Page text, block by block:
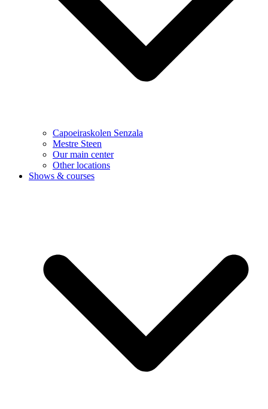
Capoeiraskolen Senzala
Mestre Steen
Our main center
Other locations
Shows & courses